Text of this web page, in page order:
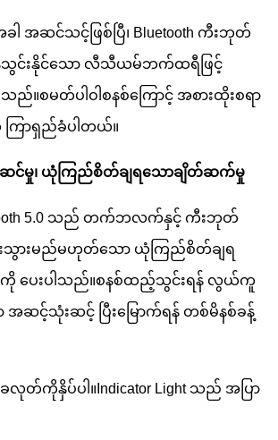
ဆင်သင့်ဖြစ်ပြီ၊ Bluetooth ကီးဘုတ်
န်သွင်းနိုင်သော လီသီယမ်ဘက်ထရီဖြင့်
စမတ်ပါဝါစနစ်ကြောင့် အစားထိုးစရာ
ြာရှည်ခံပါတယ်။
မှု၊ ယုံကြည်စိတ်ချရသောချိတ်ဆက်မှု
5.0 သည် တက်ဘလက်နှင့် ကီးဘုတ်
းသွားမည်မဟုတ်သော ယုံကြည်စိတ်ချရ
ပေးပါသည်။စနစ်ထည့်သွင်းရန် လွယ်ကူ
အဆင့်သုံးဆင့် ပြီးမြောက်ရန် တစ်မိနစ်ခန့်
ခလုတ်ကိုနှိပ်ပါ။Indicator Light သည် အပြာ